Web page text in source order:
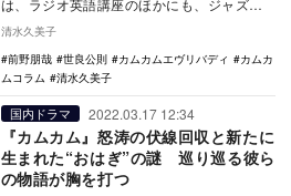
は、ラジオ英語講座のほかにも、ジャズが
重要な要素となっている。有名なジャズト
ランペット奏者…
清水久美子
前野朋哉
世良公則 カムカムエヴリバディ
カムカ
ムコラム
清水久美子
国内ドラマ 2022.03.17 12:34
『カムカム』怒涛の伏線回収と新たに
生まれた“おはぎ”の謎 巡り巡る彼ら
の物語が胸を打つ